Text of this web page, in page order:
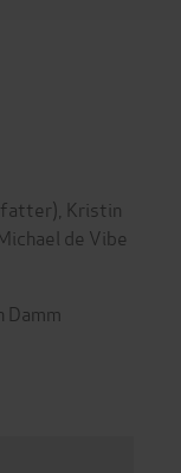
Kristin
de Vibe
Damm